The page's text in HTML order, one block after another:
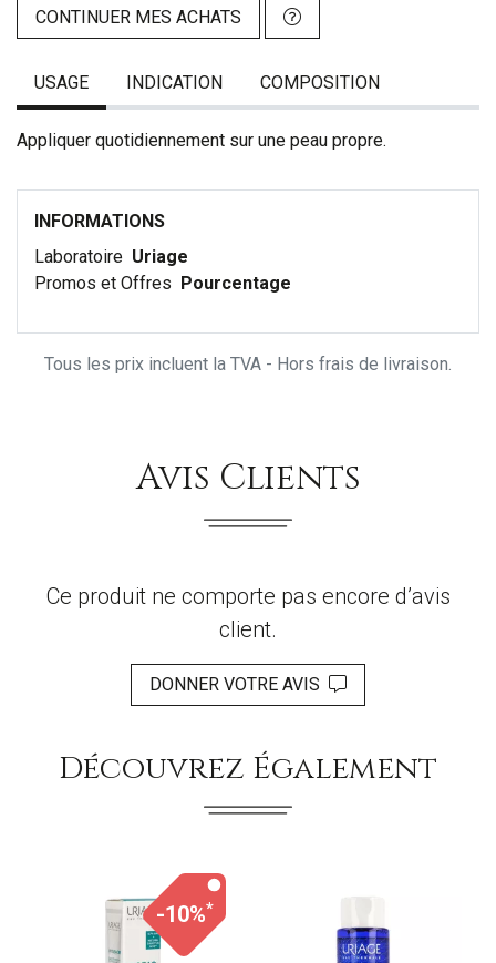
CONTINUER MES ACHATS
USAGE INDICATION COMPOSITION
Appliquer quotidiennement sur une peau propre.
INFORMATIONS
Laboratoire Uriage
Promos et Offres
Pourcentage
Tous les prix incluent la TVA - Hors frais de livraison.
Avis Clients
Ce produit ne comporte pas encore d’avis
client.
DONNER VOTRE AVIS
Découvrez Également
-10%*